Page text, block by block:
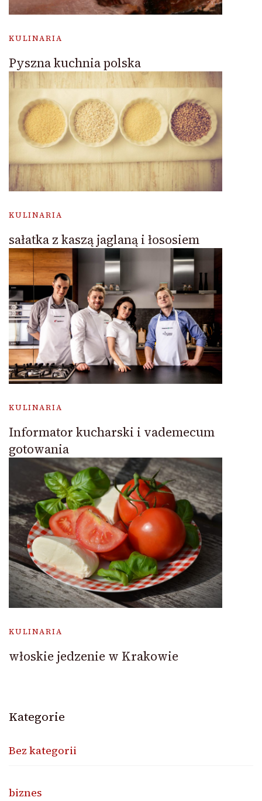
KULINARIA
Pyszna kuchnia polska
KULINARIA
sałatka z kaszą jaglaną i łososiem
KULINARIA
Informator kucharski i vademecum
gotowania
KULINARIA
włoskie jedzenie w Krakowie
Kategorie
Bez kategorii
biznes